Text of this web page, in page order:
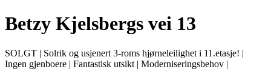
Betzy Kjelsbergs vei 13
SOLGT | Solrik og usjenert 3-roms hjørneleilighet i 11.etasje! |
Ingen gjenboere | Fantastisk utsikt | Moderniseringsbehov |